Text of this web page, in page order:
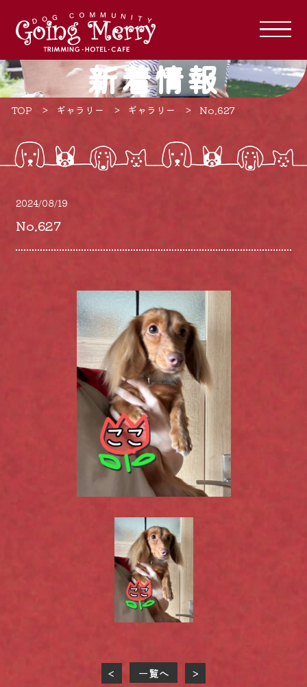
新着情報
TOP ギャラリー ギャラリー No.627
2024/08/19
No.627
< 一覧へ >